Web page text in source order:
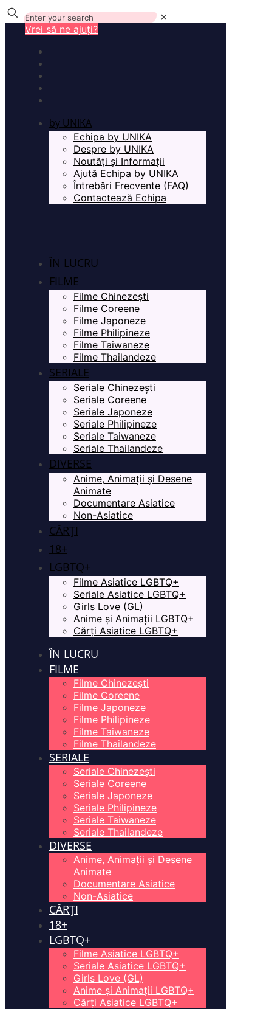
✕
Vrei să ne ajuți?
by UNIKA
Echipa by UNIKA
Despre by UNIKA
Noutăți și Informații
Ajută Echipa by UNIKA
Întrebări Frecvente (FAQ)
Contactează Echipa
ÎN LUCRU
FILME
Filme Chinezești
Filme Coreene
Filme Japoneze
Filme Philipineze
Filme Taiwaneze
Filme Thailandeze
SERIALE
Seriale Chinezești
Seriale Coreene
Seriale Japoneze
Seriale Philipineze
Seriale Taiwaneze
Seriale Thailandeze
DIVERSE
Anime, Animații și Desene
Animate
Documentare Asiatice
Non-Asiatice
CĂRȚI
18+
LGBTQ+
Filme Asiatice LGBTQ+
Seriale Asiatice LGBTQ+
Girls Love (GL)
Anime și Animații LGBTQ+
Cărți Asiatice LGBTQ+
ÎN LUCRU
FILME
Filme Chinezești
Filme Coreene
Filme Japoneze
Filme Philipineze
Filme Taiwaneze
Filme Thailandeze
SERIALE
Seriale Chinezești
Seriale Coreene
Seriale Japoneze
Seriale Philipineze
Seriale Taiwaneze
Seriale Thailandeze
DIVERSE
Anime, Animații și Desene
Animate
Documentare Asiatice
Non-Asiatice
CĂRȚI
18+
LGBTQ+
Filme Asiatice LGBTQ+
Seriale Asiatice LGBTQ+
Girls Love (GL)
Anime și Animații LGBTQ+
Cărți Asiatice LGBTQ+